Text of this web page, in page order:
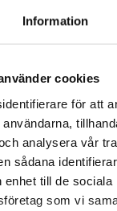
Information
cookies
för att
analysera vår
sådana
enhet till de sociala
som vi
i
till
är du? Du kan
längst upp på sidan.
(exkl.